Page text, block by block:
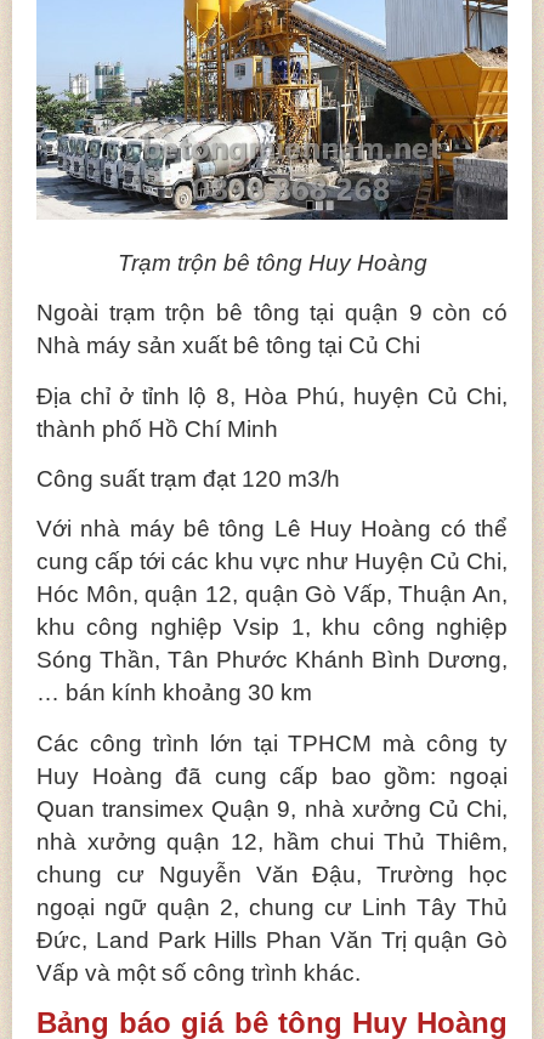
Trạm trộn bê tông Huy Hoàng
Ngoài trạm trộn bê tông tại quận 9 còn có
Nhà máy sản xuất bê tông tại Củ Chi
Địa chỉ ở tỉnh lộ 8, Hòa Phú, huyện Củ Chi,
thành phố Hồ Chí Minh
Công suất trạm đạt 120 m3/h
Với nhà máy bê tông Lê Huy Hoàng có thể
cung cấp tới các khu vực như Huyện Củ Chi,
Hóc Môn, quận 12, quận Gò Vấp, Thuận An,
khu công nghiệp Vsip 1, khu công nghiệp
Sóng Thần, Tân Phước Khánh Bình Dương,
… bán kính khoảng 30 km
Các công trình lớn tại TPHCM mà công ty
Huy Hoàng đã cung cấp bao gồm: ngoại
Quan transimex Quận 9, nhà xưởng Củ Chi,
nhà xưởng quận 12, hầm chui Thủ Thiêm,
chung cư Nguyễn Văn Đậu, Trường học
ngoại ngữ quận 2, chung cư Linh Tây Thủ
Đức, Land Park Hills Phan Văn Trị quận Gò
Vấp và một số công trình khác.
Bảng báo giá bê tông Huy Hoàng